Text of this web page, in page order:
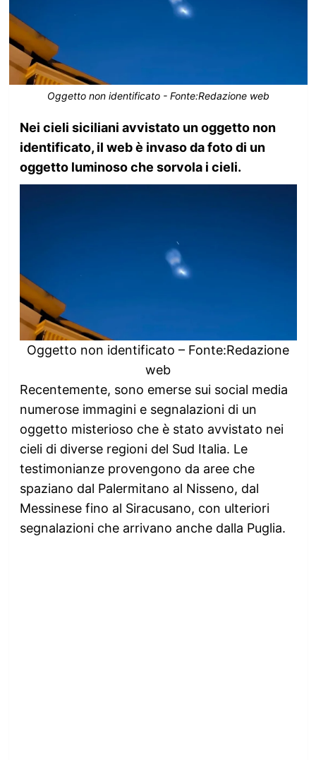
Oggetto non identificato - Fonte:Redazione web
Nei cieli siciliani avvistato un oggetto non
identificato, il web è invaso da foto di un
oggetto luminoso che sorvola i cieli.
Oggetto non identificato – Fonte:Redazione
web
Recentemente, sono emerse sui social media
numerose immagini e segnalazioni di un
oggetto misterioso che è stato avvistato nei
cieli di diverse regioni del Sud Italia. Le
testimonianze provengono da aree che
spaziano dal Palermitano al Nisseno, dal
Messinese fino al Siracusano, con ulteriori
segnalazioni che arrivano anche dalla Puglia.